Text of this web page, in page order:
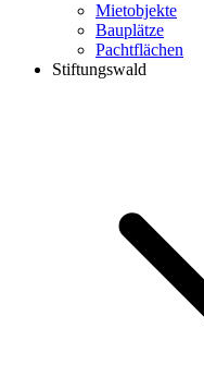
Mietobjekte
Bauplätze
Pachtflächen
Stiftungswald